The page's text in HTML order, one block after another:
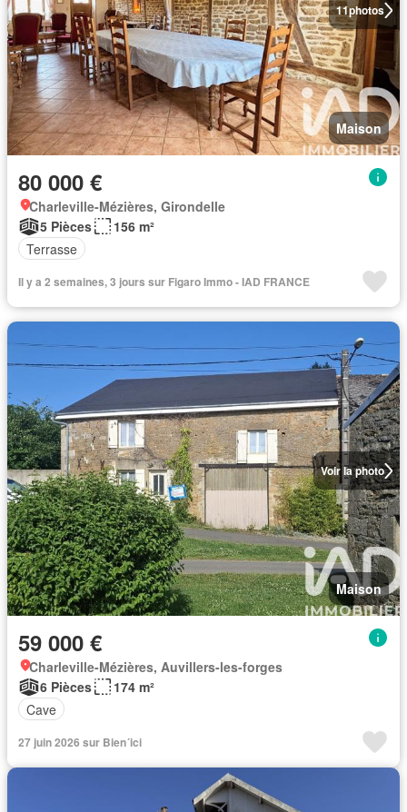
11photos
Maison
80 000 €
Charleville-Mézières, Girondelle
5 Pièces
156 m²
Terrasse
Il y a 2 semaines, 3 jours sur Figaro Immo - IAD FRANCE
Voir la photo
Maison
59 000 €
Charleville-Mézières, Auvillers-les-forges
6 Pièces
174 m²
Cave
27 juin 2026 sur Bien´ici